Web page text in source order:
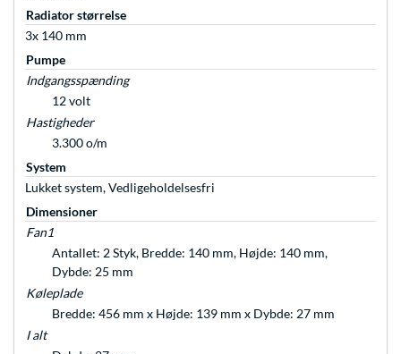
Radiator størrelse
3x 140 mm
Pumpe
Indgangsspænding
12 volt
Hastigheder
3.300 o/m
System
Lukket system, Vedligeholdelsesfri
Dimensioner
Fan1
Antallet: 2 Styk, Bredde: 140 mm, Højde: 140 mm,
Dybde: 25 mm
Køleplade
Bredde: 456 mm x Højde: 139 mm x Dybde: 27 mm
I alt